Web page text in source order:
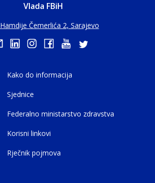
Vlada FBiH
Hamdije Čemerlića 2, Sarajevo
Kako do informacija
Sjednice
Federalno ministarstvo zdravstva
Korisni linkovi
Rječnik pojmova